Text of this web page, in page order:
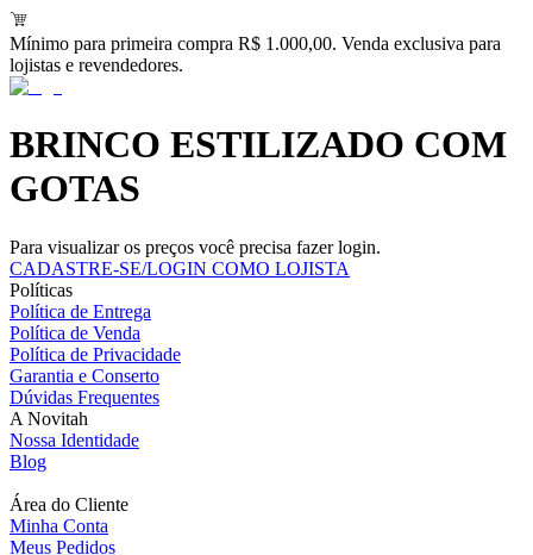
Mínimo para primeira compra R$ 1.000,00. Venda exclusiva para
lojistas e revendedores.
BRINCO ESTILIZADO COM
GOTAS
Para visualizar os preços você precisa fazer login.
CADASTRE-SE/LOGIN COMO LOJISTA
Políticas
Política de Entrega
Política de Venda
Política de Privacidade
Garantia e Conserto
Dúvidas Frequentes
A Novitah
Nossa Identidade
Blog
Área do Cliente
Minha Conta
Meus Pedidos